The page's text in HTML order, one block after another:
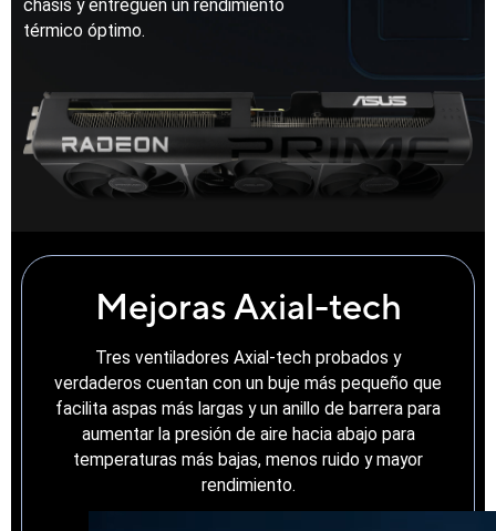
chasis y entreguen un rendimiento
térmico óptimo.
Mejoras Axial-tech
Tres ventiladores Axial-tech probados y
verdaderos cuentan con un buje más pequeño que
facilita aspas más largas y un anillo de barrera para
aumentar la presión de aire hacia abajo para
temperaturas más bajas, menos ruido y mayor
rendimiento.